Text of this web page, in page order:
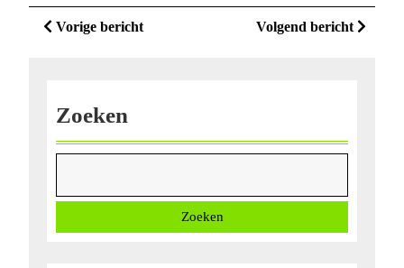
Berichtnavigatie
Vorige berichtVorige
Volgend bericht
Zoeken
Zoeken